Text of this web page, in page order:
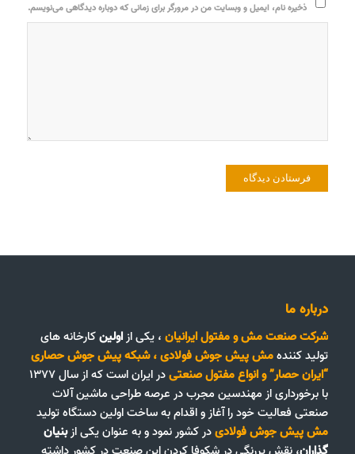
ذخیره نام، ایمیل و وبسایت من در مرورگر برای زمانی که دوباره دیدگاهی می‌نویسم.
درباره ما
شرکت صنعت مش و مفتول ایرانیان، یکی ازاولینکارخانه های
تولید کنندهمش پیش جوش فولادی،شبکه پیش جوش حصاری
“ایران حصار”وانواع مفتول صنعتی
در ایران است که از سال ۱۳۷۷
با برخورداری از مهندسین مجرب در عرصه طراحی ماشین آلات
صنعتی فعالیت خود را آغاز و اقدام به ساخت اولین دستگاه تولید
مش پیش جوش فولادیدر کشور نمود و به عنوان یکی ازبنیان